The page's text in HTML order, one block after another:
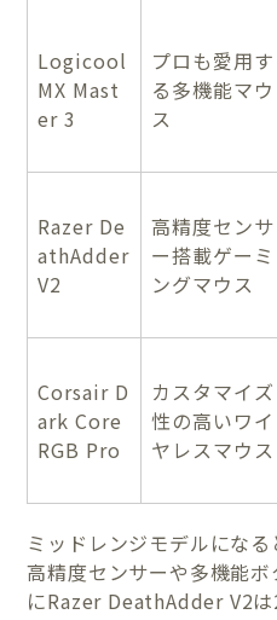
Logicool
MX Mast
er 3
プロも愛用す
る多機能マウ
ス
Razer De
athAdder
V2
高精度センサ
ー搭載ゲーミ
ングマウス
Corsair D
ark Core
RGB Pro
カスタマイズ
性の高いワイ
ヤレスマウス
ミッドレンジモデルにな
高精度センサーや多機能
にRazer DeathAdder V2